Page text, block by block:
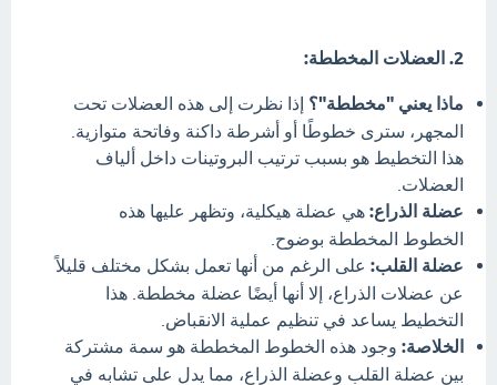
2. العضلات المخططة:
ماذا يعني "مخططة"؟ إذا نظرت إلى هذه العضلات تحت
المجهر، سترى خطوطًا أو أشرطة داكنة وفاتحة متوازية.
هذا التخطيط هو بسبب ترتيب البروتينات داخل ألياف
العضلات.
عضلة الذراع: هي عضلة هيكلية، وتظهر عليها هذه
الخطوط المخططة بوضوح.
عضلة القلب: على الرغم من أنها تعمل بشكل مختلف قليلاً
عن عضلات الذراع، إلا أنها أيضًا عضلة مخططة. هذا
التخطيط يساعد في تنظيم عملية الانقباض.
الخلاصة: وجود هذه الخطوط المخططة هو سمة مشتركة
بين عضلة القلب وعضلة الذراع، مما يدل على تشابه في